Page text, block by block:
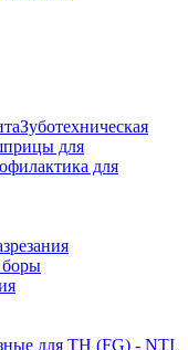
Зуботехническая
для
для
боры
для ТН (FG) - NTI